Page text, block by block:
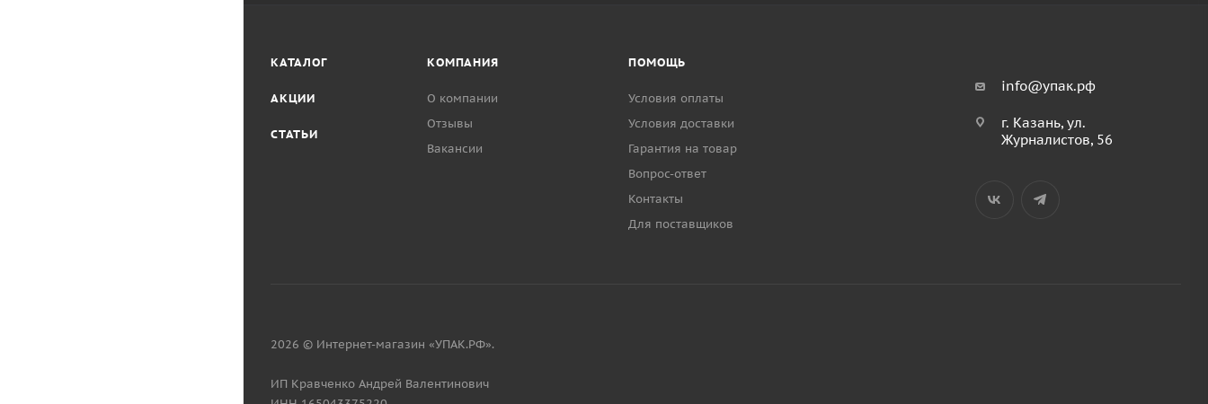
КАТАЛОГ
АКЦИИ
СТАТЬИ
КОМПАНИЯ
О компании
Отзывы
Вакансии
ПОМОЩЬ
Условия оплаты
Условия доставки
Гарантия на товар
Вопрос-ответ
Контакты
Для поставщиков
info@упак.рф
г. Казань, ул.
Журналистов, 56
2026 © Интернет-магазин «УПАК.РФ».
ИП Кравченко Андрей Валентинович